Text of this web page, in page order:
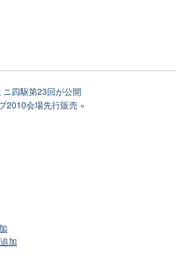
四駆第23回が公開
2010会場先行販売
加